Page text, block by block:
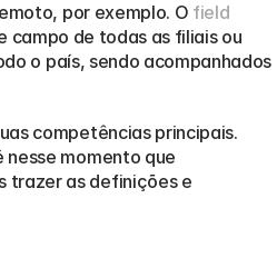
por exemplo. O field
campo de todas as filiais ou
o país, sendo acompanhados
competências principais.
momento que
trazer as definições e